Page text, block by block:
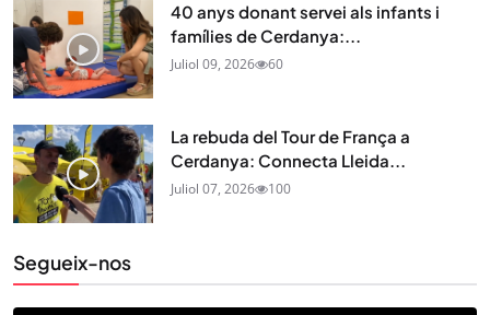
40 anys donant servei als infants i
famílies de Cerdanya:...
Juliol 09, 2026 60
La rebuda del Tour de França a
Cerdanya: Connecta Lleida...
Juliol 07, 2026 100
Segueix-nos